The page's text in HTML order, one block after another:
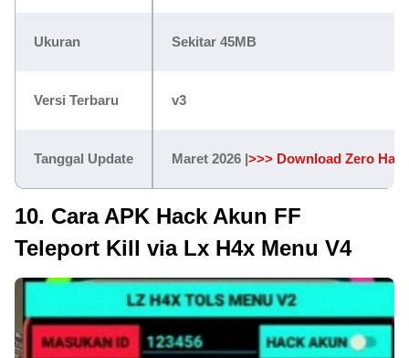
Ukuran Sekitar 45MB
Versi Terbaru v3
Tanggal Update Maret 2026 |>>> Download Zero
10. Cara APK Hack Akun FF
Teleport Kill via Lx H4x Menu V4